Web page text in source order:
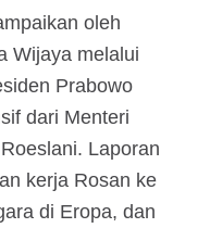
oleh
Wijaya melalui
Prabowo
dari Menteri
Laporan
kerja Rosan ke
di Eropa, dan